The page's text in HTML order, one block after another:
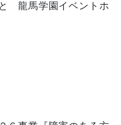
龍馬学園イベントホ